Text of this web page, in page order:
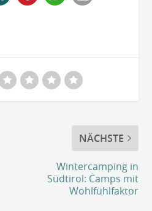
NÄCHSTE
Wintercamping in
Südtirol: Camps mit
Wohlfühlfaktor